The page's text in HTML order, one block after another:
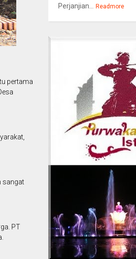
pertama
sangat
PT
Perjanjian...
Readmore